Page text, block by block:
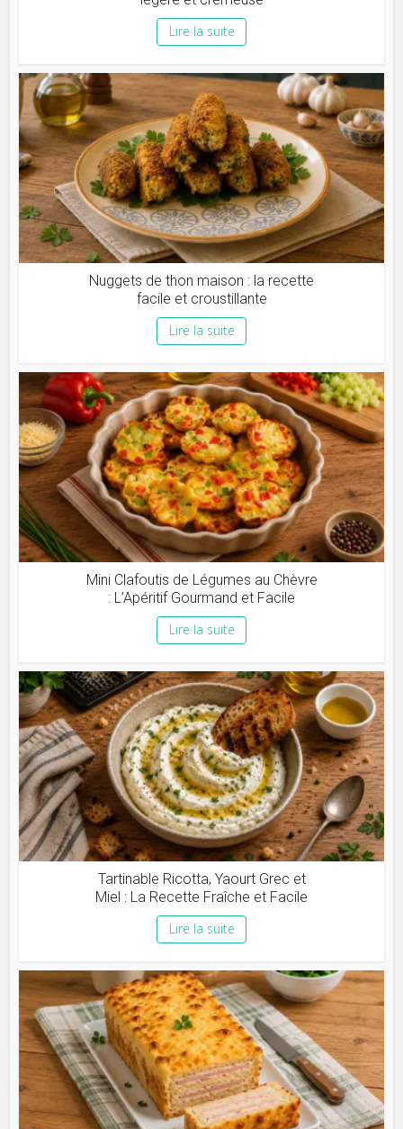
Lire la suite
Nuggets de thon maison : la recette
facile et croustillante
Lire la suite
Mini Clafoutis de Légumes au Chèvre
: L’Apéritif Gourmand et Facile
Lire la suite
Tartinable Ricotta, Yaourt Grec et
Miel : La Recette Fraîche et Facile
Lire la suite